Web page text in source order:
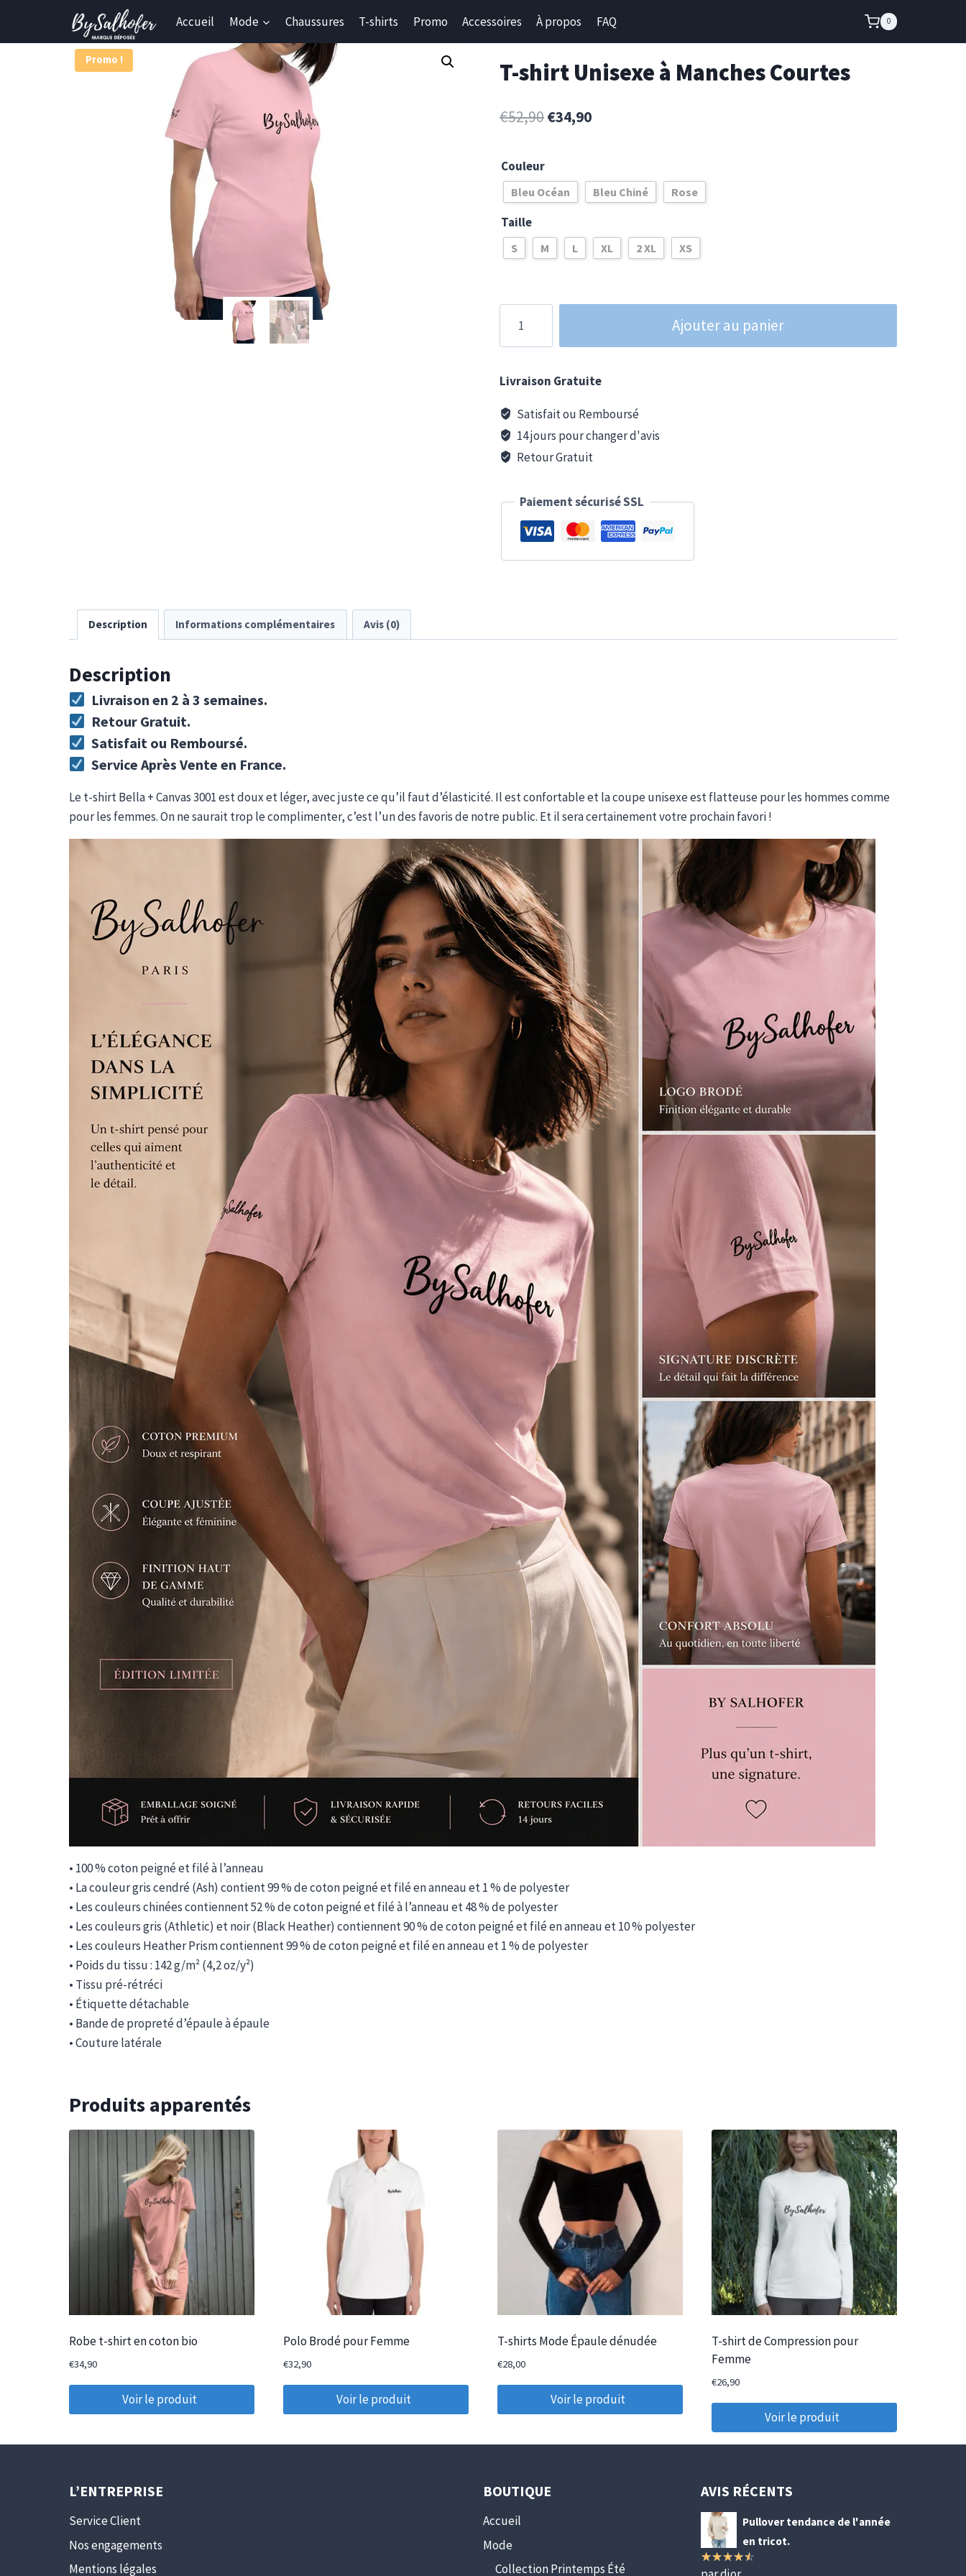
content
Accueil Mode Chaussures T-shirts Promo Accessoires À propos FAQ 0
Promo ! T-shirt Unisexe à Manches Courtes
€52,90€34,90
Couleur
Bleu Océan Bleu Chiné Rose
Taille
S M L XL 2 XL XS
T-
Unisexe
à
Manches
Courtes
Ajouter au panier
Livraison Gratuite
Satisfait ou Remboursé
14 jours pour changer d'avis
Retour Gratuit
Paiement sécurisé SSL
Description Informations complémentaires Avis (0)
Description
Livraison en 2 à 3 semaines.
Retour Gratuit.
Satisfait ou Remboursé.
Service Après Vente en France.
Le t-shirt Bella + Canvas 3001 est doux et léger, avec juste ce qu’il faut d’élasticité. Il est confortable et la coupe unisexe est flatteuse pour les hommes comme
pour les femmes. On ne saurait trop le complimenter, c’est l’un des favoris de notre public. Et il sera certainement votre prochain favori !
• 100 % coton peigné et filé à l’anneau
• La couleur gris cendré (Ash) contient 99 % de coton peigné et filé en anneau et 1 % de polyester
• Les couleurs chinées contiennent 52 % de coton peigné et filé à l’anneau et 48 % de polyester
• Les couleurs gris (Athletic) et noir (Black Heather) contiennent 90 % de coton peigné et filé en anneau et 10 % polyester
• Les couleurs Heather Prism contiennent 99 % de coton peigné et filé en anneau et 1 % de polyester
• Poids du tissu : 142 g/m² (4,2 oz/y²)
• Tissu pré-rétréci
• Étiquette détachable
• Bande de propreté d’épaule à épaule
• Couture latérale
Produits apparentés
Robe t-shirt en coton bio
€34,90
Voir le produit
Polo Brodé pour Femme
€32,90
Voir le produit
T-shirts Mode Épaule dénudée
€28,00
Voir le produit
T-shirt de Compression pour
Femme
€26,90
Voir le produit
L’ENTREPRISE
Service Client
Nos engagements
Mentions légales
BOUTIQUE
Accueil
Mode
Collection Printemps Été
AVIS RÉCENTS
Pullover tendance de l'année
en tricot.